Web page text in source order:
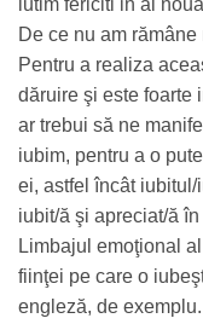
De ce nu am
Pentru a realiza
dăruire şi este foarte
ar trebui să ne
iubim, pentru a o
ei, astfel încât
iubit/ă şi apreciat/ă
Limbajul emoţional
fiinţei pe care o
engleză, de